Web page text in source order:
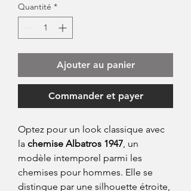
Quantité *
Ajouter au panier
Commander et payer
Optez pour un look classique avec
la chemise Albatros 1947 , un
modèle intemporel parmi les
chemises pour hommes. Elle se
distingue par une silhouette étroite,